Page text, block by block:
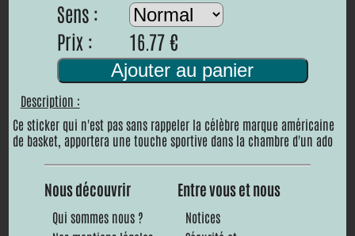
Sens :
Prix :
16.77 €
Ajouter au panier
Description :
Ce sticker qui n'est pas sans rappeler la célèbre marque américaine
de basket, apportera une touche sportive dans la chambre d'un ado
Nous découvrir
Qui sommes nous ?
Entre vous et nous
Notices